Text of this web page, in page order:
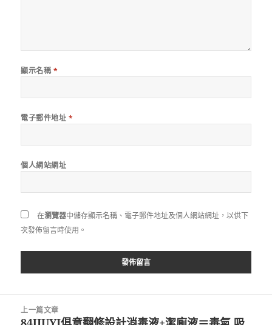
顯示名稱 *
電子郵件地址 *
個人網站網址
在瀏覽器中儲存顯示名稱、電子郵件地址及個人網站網址，以供下
次發佈留言時使用。
上一篇文章